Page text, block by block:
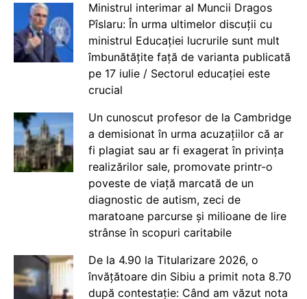
Ministrul interimar al Muncii Dragos
Pîslaru: În urma ultimelor discuții cu
ministrul Educației lucrurile sunt mult
îmbunătățite față de varianta publicată
pe 17 iulie / Sectorul educației este
crucial
Un cunoscut profesor de la Cambridge
a demisionat în urma acuzațiilor că ar
fi plagiat sau ar fi exagerat în privința
realizărilor sale, promovate printr-o
poveste de viață marcată de un
diagnostic de autism, zeci de
maratoane parcurse și milioane de lire
strânse în scopuri caritabile
De la 4.90 la Titularizare 2026, o
învățătoare din Sibiu a primit nota 8.70
după contestație: Când am văzut nota